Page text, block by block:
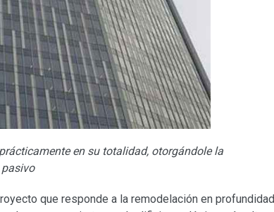
en su totalidad, otorgándole la
que responde a la remodelación en profundidad